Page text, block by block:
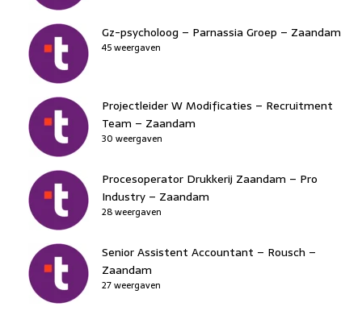
Gz-psycholoog – Parnassia Groep – Zaandam
45 weergaven
Projectleider W Modificaties – Recruitment
Team – Zaandam
30 weergaven
Procesoperator Drukkerij Zaandam – Pro
Industry – Zaandam
28 weergaven
Senior Assistent Accountant – Rousch –
Zaandam
27 weergaven